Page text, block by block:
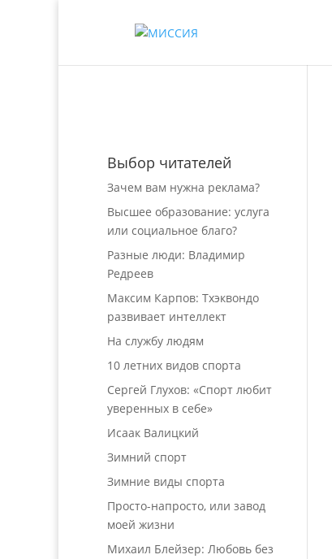
Выбор читателей
Зачем вам нужна реклама?
Высшее образование: услуга
или социальное благо?
Разные люди: Владимир
Редреев
Максим Карпов: Тхэквондо
развивает интеллект
На службу людям
10 летних видов спорта
Сергей Глухов: «Спорт любит
уверенных в себе»
Исаак Валицкий
Зимний спорт
Зимние виды спорта
Просто-напросто, или завод
моей жизни
Михаил Блейзер: Любовь без